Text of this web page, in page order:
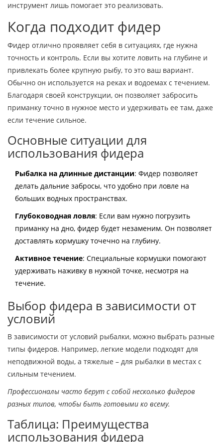
инструмент лишь помогает это реализовать.
Когда подходит фидер
Фидер отлично проявляет себя в ситуациях, где нужна
точность и контроль. Если вы хотите ловить на глубине и
привлекать более крупную рыбу, то это ваш вариант.
Обычно он используется на реках и водоемах с течением.
Благодаря своей конструкции, он позволяет забросить
приманку точно в нужное место и удерживать ее там, даже
если течение сильное.
Основные ситуации для
использования фидера
Рыбалка на длинные дистанции: Фидер позволяет
делать дальние забросы, что удобно при ловле на
больших водных пространствах.
Глубоководная ловля: Если вам нужно погрузить
приманку на дно, фидер будет незаменим. Он позволяет
доставлять кормушку точечно на глубину.
Активное течение: Специальные кормушки помогают
удерживать наживку в нужной точке, несмотря на
течение.
Выбор фидера в зависимости от
условий
В зависимости от условий рыбалки, можно выбрать разные
типы фидеров. Например, легкие модели подходят для
неподвижной воды, а тяжелые – для рыбалки в местах с
сильным течением.
Профессионалы часто берут с собой несколько фидеров
разных типов, чтобы быть готовыми ко всему.
Таблица: Преимущества
использования фидера